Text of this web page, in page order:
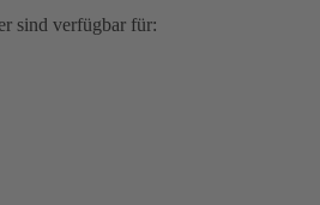
sind verfügbar für: